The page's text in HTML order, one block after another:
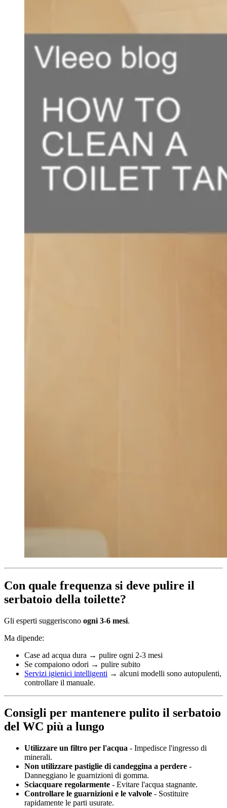
Con quale frequenza si deve pulire il
serbatoio della toilette?
Gli esperti suggeriscono ogni 3-6 mesi.
Ma dipende:
Case ad acqua dura → pulire ogni 2-3 mesi
Se compaiono odori → pulire subito
Servizi igienici intelligenti → alcuni modelli sono autopulenti,
controllare il manuale.
Consigli per mantenere pulito il serbatoio
del WC più a lungo
Utilizzare un filtro per l'acqua - Impedisce l'ingresso di
minerali.
Non utilizzare pastiglie di candeggina a perdere -
Danneggiano le guarnizioni di gomma.
Sciacquare regolarmente - Evitare l'acqua stagnante.
Controllare le guarnizioni e le valvole - Sostituire
rapidamente le parti usurate.